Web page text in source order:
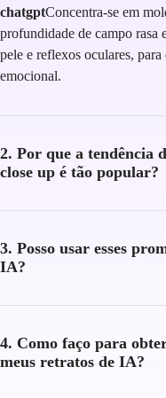
chatgptConcentra-se em
profundidade de campo rasa
pele e reflexos oculares,
emocional.
2. Por que a tendência
close up é tão popular?
3. Posso usar esses
IA?
4. Como faço para
meus retratos de IA?